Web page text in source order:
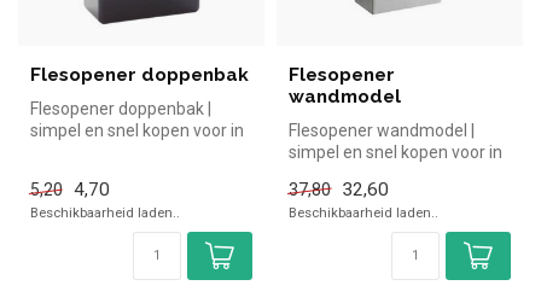
Flesopener doppenbak
Flesopener doppenbak |
simpel en snel kopen voor in
5,20 4,70
Beschikbaarheid laden..
Flesopener
wandmodel
Flesopener wandmodel |
simpel en snel kopen voor in
37,80
32,60
Beschikbaarheid laden..